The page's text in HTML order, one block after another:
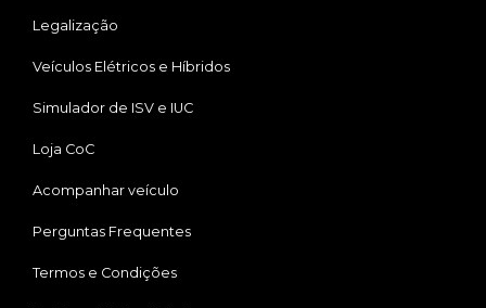
Legalização
Veículos Elétricos e Híbridos
Simulador de ISV e IUC
Loja CoC
Acompanhar veículo
Perguntas Frequentes
Termos e Condições